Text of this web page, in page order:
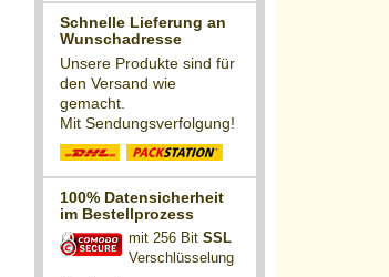
Schnelle Lieferung an
Wunschadresse
Unsere Produkte sind für
den Versand wie
gemacht.
Mit Sendungsverfolgung!
100% Datensicherheit
im Bestellprozess
mit 256 Bit SSL
Verschlüsselung